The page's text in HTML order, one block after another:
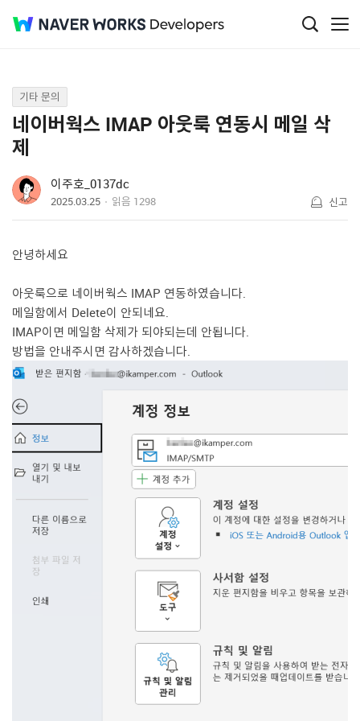
Q&A
기타 문의
네이버웍스 IMAP 아웃룩 연동시 메일 삭
제
이주호_0137dc
2025.03.25 읽음 1298 신고
안녕하세요
아웃룩으로 네이버웍스 IMAP 연동하였습니다.
메일함에서 Delete이 안되네요.
IMAP이면 메일함 삭제가 되야되는데 안됩니다.
방법을 안내주시면 감사하겠습니다.